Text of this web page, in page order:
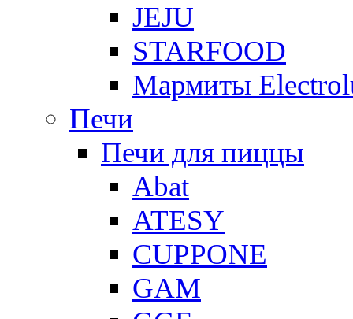
JEJU
STARFOOD
Мармиты
Печи
Печи для пиццы
Abat
ATESY
CUPPONE
GAM